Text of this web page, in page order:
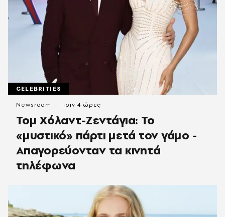
CELEBRITIES
Τομ Χόλαντ-Ζεντάγια: Το
«μυστικό» πάρτι μετά τον γάμο -
Απαγορεύονταν τα κινητά
τηλέφωνα
Newsroom πριν 4 ώρες